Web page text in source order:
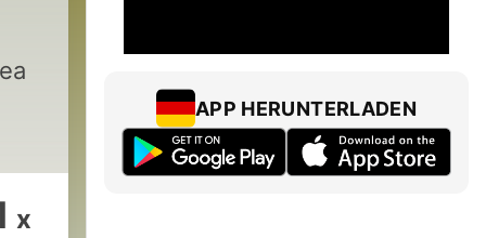
x
APP HERUNTERLADEN